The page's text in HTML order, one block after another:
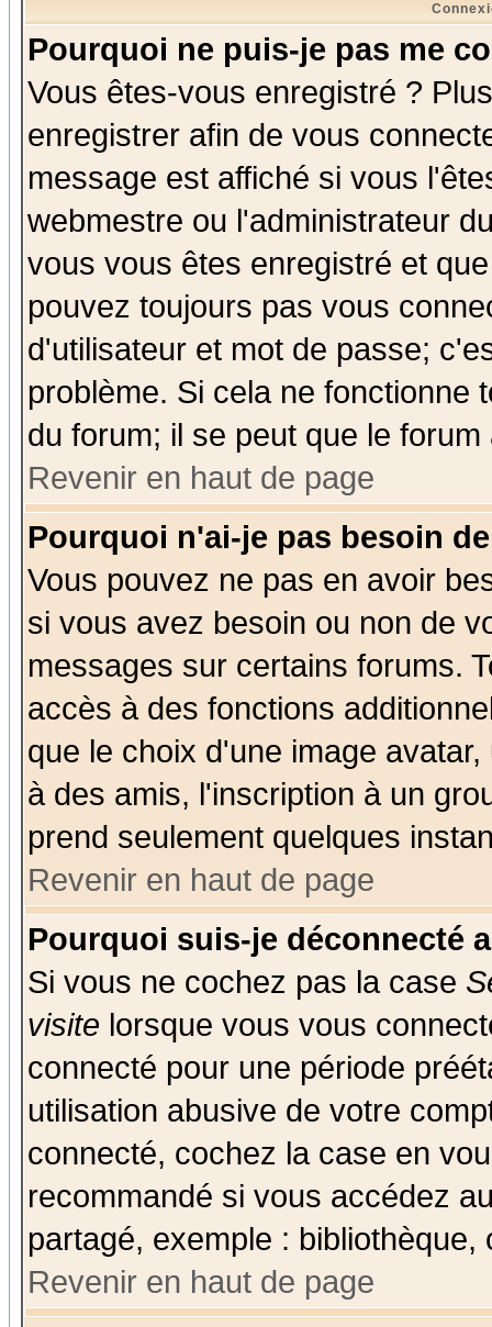
Pourquoi ne puis-je pas me
Vous êtes-vous enregistré ?
enregistrer afin de vous
message est affiché si vous
webmestre ou l'administrateur
vous vous êtes enregistré et
pouvez toujours pas vous
d'utilisateur et mot de passe;
problème. Si cela ne fonctionne
du forum; il se peut que le
Revenir en haut de page
Pourquoi n'ai-je pas besoin
Vous pouvez ne pas en avoir
si vous avez besoin ou non de
messages sur certains forums.
accès à des fonctions
que le choix d'une image
à des amis, l'inscription à un
prend seulement quelques
Revenir en haut de page
Pourquoi suis-je déconnecté
Si vous ne cochez pas la case
visite lorsque vous vous
connecté pour une période
utilisation abusive de votre
connecté, cochez la case en
recommandé si vous accédez
partagé, exemple :
Revenir en haut de page